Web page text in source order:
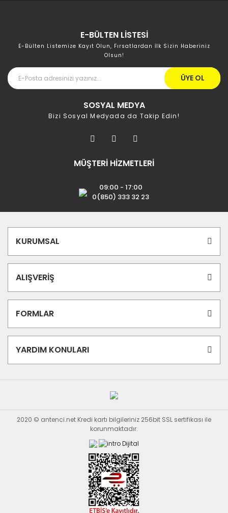
E-BÜLTEN LİSTESİ
E-Bülten Listemize Kayıt Olun, Fırsatlardan İlk Sizin Haberiniz
Olsun!
ÜYE OL
SOSYAL MEDYA
Bizi Sosyal Medyada da Takip Edin!
MÜŞTERİ HİZMETLERİ
09:00 - 17:00
0(850) 333 32 23
KURUMSAL
ALIŞVERİŞ
FORMLAR
YARDIM KONULARI
2020 © antenci.net Kredi kartı bilgileriniz 256bit SSL sertifikası ile
korunmaktadır.